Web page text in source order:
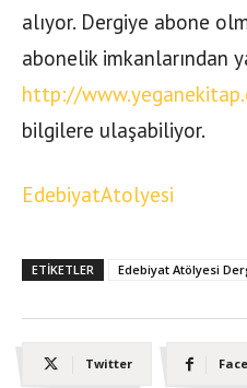
alıyor. Dergiye abone
abonelik imkanlarından
http://
bilgilere ulaşabiliyor.
EdebiyatAtolyesi
ETIKETLER Edebiyat Atölyesi
Twitter